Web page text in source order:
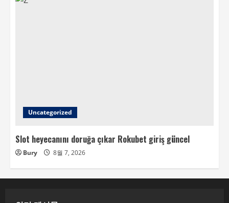
Uncategorized
Slot heyecanını doruğa çıkar Rokubet giriş güncel
Bury 8월 7, 2026